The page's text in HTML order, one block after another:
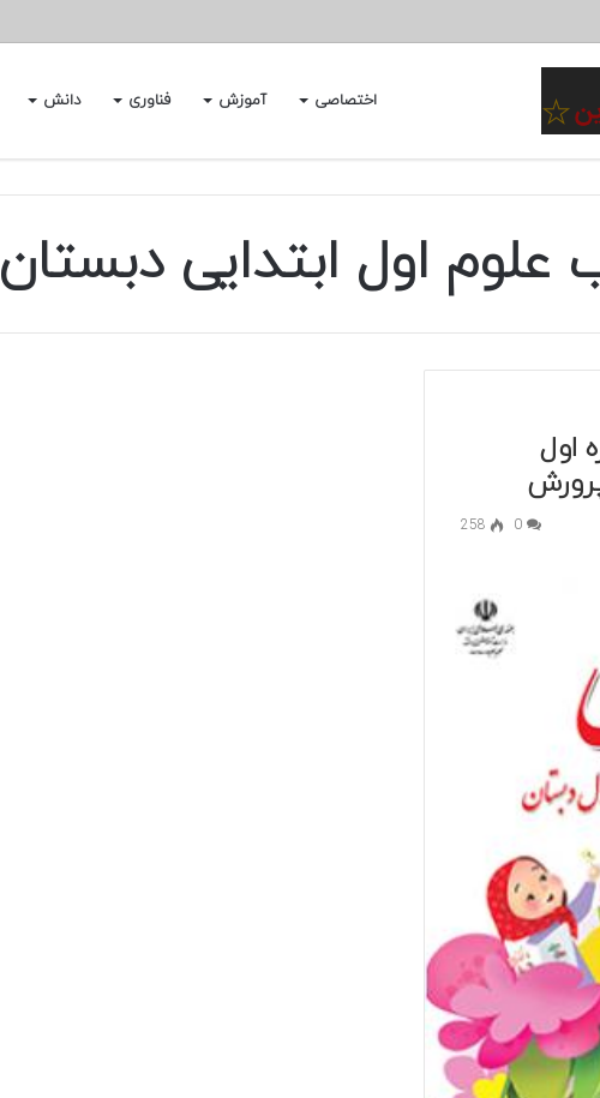
اختصاصی آموزش فناوری دانش
علوم اول ابتدایی دبستان
اول
0
258